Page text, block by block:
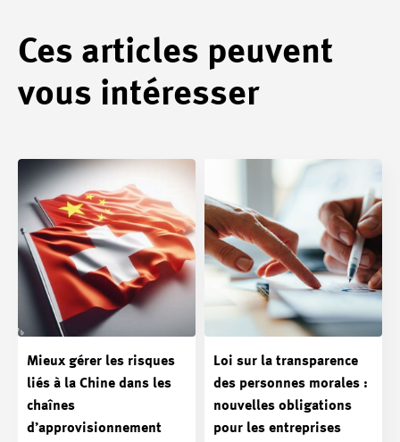
Ces articles peuvent
vous intéresser
Mieux gérer les risques
liés à la Chine dans les
chaînes
d’approvisionnement
Loi sur la transparence
des personnes morales :
nouvelles obligations
pour les entreprises